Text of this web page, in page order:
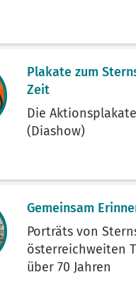
Plakate zum
Zeit
Die
(Diashow)
Gemeinsam
Porträts von
österreichweiten
über 70 Jahren